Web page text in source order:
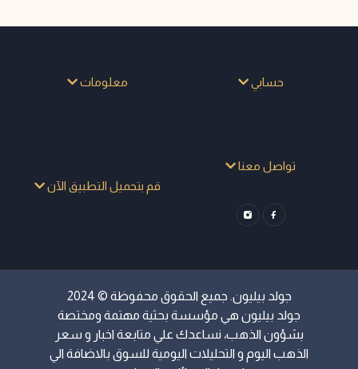
حسابي معلومات
تواصل معنا
قم بتحميل التطبيق الآن
جولد بيليون. جميع الحقوق محفوظة © 2024
جولد بيليون هي مؤسسة بحثية مهتمة ومختصة
بشؤون الذهب، نساعدك علي متابعة اخبار و سعر
الذهب اليوم و التحليلات اليومية للسوق بالاضافة الي